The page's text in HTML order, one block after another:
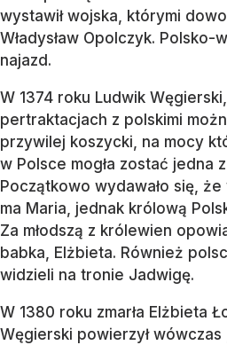
wystawił wojska, którymi
Władysław Opolczyk. Polsko-
najazd.
W 1374 roku Ludwik
pertraktacjach z polskimi
przywilej koszycki, na mocy
w Polsce mogła zostać jedna
Początkowo wydawało się, że
ma Maria, jednak królową
Za młodszą z królewien
babka, Elżbieta. Również
widzieli na tronie Jadwigę.
W 1380 roku zmarła Elżbieta
Węgierski powierzył wówczas